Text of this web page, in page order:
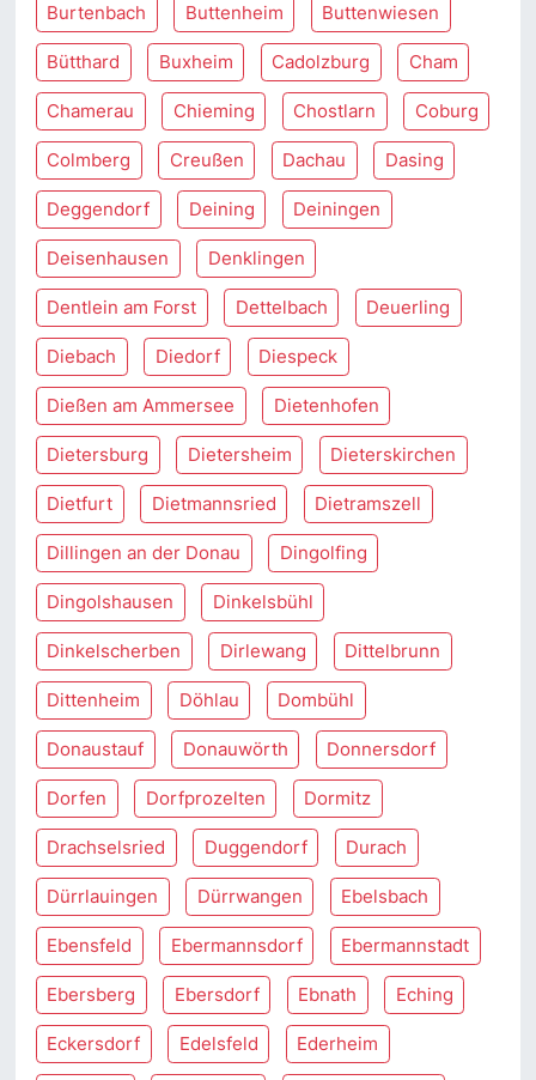
Burtenbach Buttenheim Buttenwiesen
Bütthard Buxheim Cadolzburg Cham
Chamerau Chieming Chostlarn Coburg
Colmberg Creußen Dachau Dasing
Deggendorf Deining Deiningen
Deisenhausen Denklingen
Dentlein am Forst Dettelbach Deuerling
Diebach Diedorf Diespeck
Dießen am Ammersee Dietenhofen
Dietersburg Dietersheim Dieterskirchen
Dietfurt Dietmannsried Dietramszell
Dillingen an der Donau Dingolfing
Dingolshausen Dinkelsbühl
Dinkelscherben Dirlewang Dittelbrunn
Dittenheim Döhlau Dombühl
Donaustauf Donauwörth Donnersdorf
Dorfen Dorfprozelten Dormitz
Drachselsried Duggendorf Durach
Dürrlauingen Dürrwangen Ebelsbach
Ebensfeld Ebermannsdorf Ebermannstadt
Ebersberg Ebersdorf Ebnath Eching
Eckersdorf Edelsfeld Ederheim